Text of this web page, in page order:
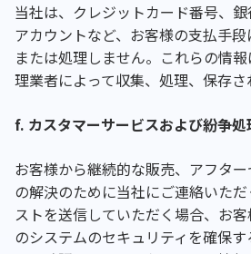
当社は、クレジットカード番号、
アカウントなど、お客様の支払手
または処理しません。これらの情
理業者によって収集、処理、保存さ
f. カスタマーサービスおよび紛争処
お客様から継続的な販売、アフタ
の解決のために当社にご連絡いた
ストを送信していただく場合、お
のシステムのセキュリティを確保